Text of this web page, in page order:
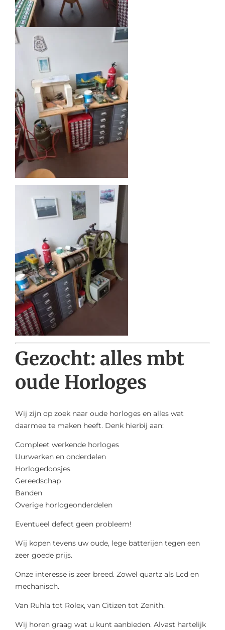
Gezocht: alles mbt
oude Horloges
Wij zijn op zoek naar oude horloges en alles wat
daarmee te maken heeft. Denk hierbij aan:
Compleet werkende horloges
Uurwerken en onderdelen
Horlogedoosjes
Gereedschap
Banden
Overige horlogeonderdelen
Eventueel defect geen probleem!
Wij kopen tevens uw oude, lege batterijen tegen een
zeer goede prijs.
Onze interesse is zeer breed. Zowel quartz als Lcd en
mechanisch.
Van Ruhla tot Rolex, van Citizen tot Zenith.
Wij horen graag wat u kunt aanbieden. Alvast hartelijk